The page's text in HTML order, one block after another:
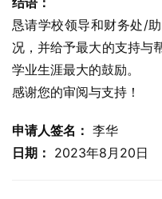
恳请学校领导和财务处/
况，并给予最大的支持与
学业生涯最大的鼓励。
感谢您的审阅与支持！
申请人签名： 李华
日期： 2023年8月20日